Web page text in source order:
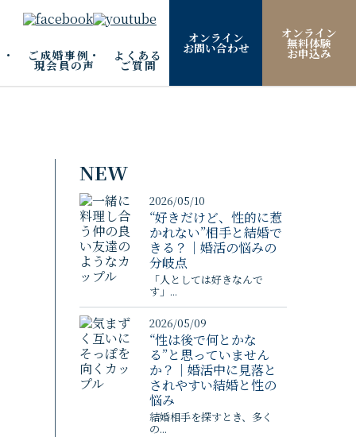
ご成婚事例・
現会員の声
よくある
ご質問
オンライン
お問い合わせ
オンライン
無料体験
お申込み
NEW
2026/05/10
“好きだけど、性的に惹
かれない”相手と結婚で
きる？｜婚活の悩みの
分岐点
「人としては好きなんで
す」...
2026/05/09
“性は後で何とかな
る”と思っていません
か？｜婚活中に見落と
されやすい結婚と性の
悩み
結婚相手を探すとき、多く
の...